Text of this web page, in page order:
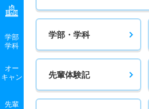
学部
学科
オー
キャン
先輩
学部・学科
先輩体験記